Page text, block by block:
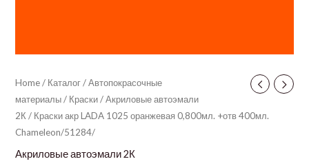
Home/ Каталог/Автопокрасочные
материалы/ Краски/Акриловые автоэмали
2К / Краски акр LADA 1025 оранжевая 0,800мл. +отв 400мл.
Chameleon/51284/
Акриловые автоэмали 2К